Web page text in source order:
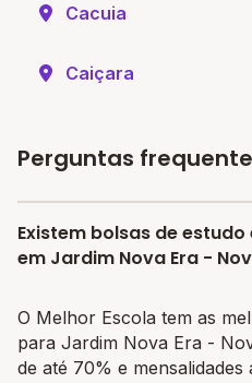
Cacuia
Caiçara
Perguntas
Existem bolsas de
em Jardim Nova Era -
O Melhor Escola tem as
para Jardim Nova Era -
de até 70% e